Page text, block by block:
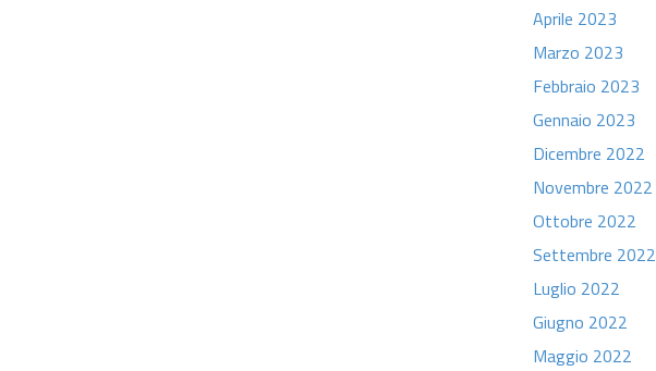
Aprile 2023
Marzo 2023
Febbraio 2023
Gennaio 2023
Dicembre 2022
Novembre 2022
Ottobre 2022
Settembre 2022
Luglio 2022
Giugno 2022
Maggio 2022